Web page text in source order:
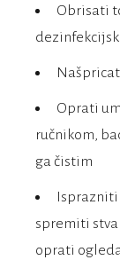
Obrisati
Oprati
ručnikom,
ga čistim
spremiti
oprati